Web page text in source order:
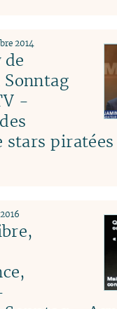
-
stars piratées
2014